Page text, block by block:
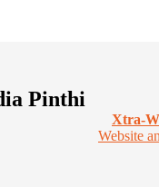
Pinthi
Xtra-
Website